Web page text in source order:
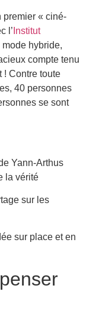
premier « ciné-
l’ Institut
hybride,
compte tenu
! Contre toute
40 personnes
se sont
Yann-Arthus
la vérité
sur les
sur place et en